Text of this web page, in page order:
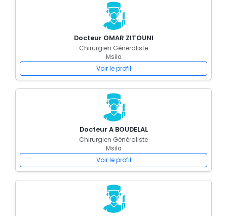
Docteur OMAR ZITOUNI
Chirurgien Généraliste
Msila
Voir le profil
Docteur A BOUDELAL
Chirurgien Généraliste
Msila
Voir le profil